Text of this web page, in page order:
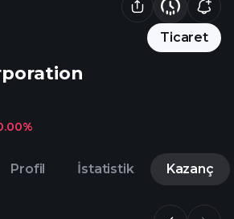
Ticaret
Profil İstatistik Kazanç